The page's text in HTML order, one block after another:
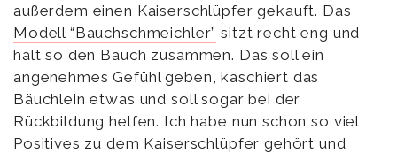
außerdem einen Kaiserschlüpfer gekauft. Das
Modell “Bauchschmeichler” sitzt recht eng und
hält so den Bauch zusammen. Das soll ein
angenehmes Gefühl geben, kaschiert das
Bäuchlein etwas und soll sogar bei der
Rückbildung helfen. Ich habe nun schon so viel
Positives zu dem Kaiserschlüpfer gehört und